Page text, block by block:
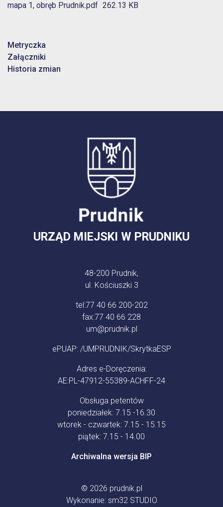
mapa 1, obręb Prudnik.pdf 262.13 KB
Metryczka
Załączniki
Historia zmian
URZĄD MIEJSKI W PRUDNIKU
48-200 Prudnik,
ul. Kościuszki 3
tel:77 40 66 200-202
fax:77 40 66 228
um@prudnik.pl
ePUAP: /UMPRUDNIK/SkrytkaESP
Adres e-Doręczenia:
AE:PL-47912-55389-ACHFF-24
Obsługa petentów
poniedziałek: 7.15 -16.30
wtorek - czwartek: 7.15 - 15.15
piątek: 7.15 - 14.00
Archiwalna wersja BIP
© 2026 prudnik.pl
Wykonanie: sm32 STUDIO